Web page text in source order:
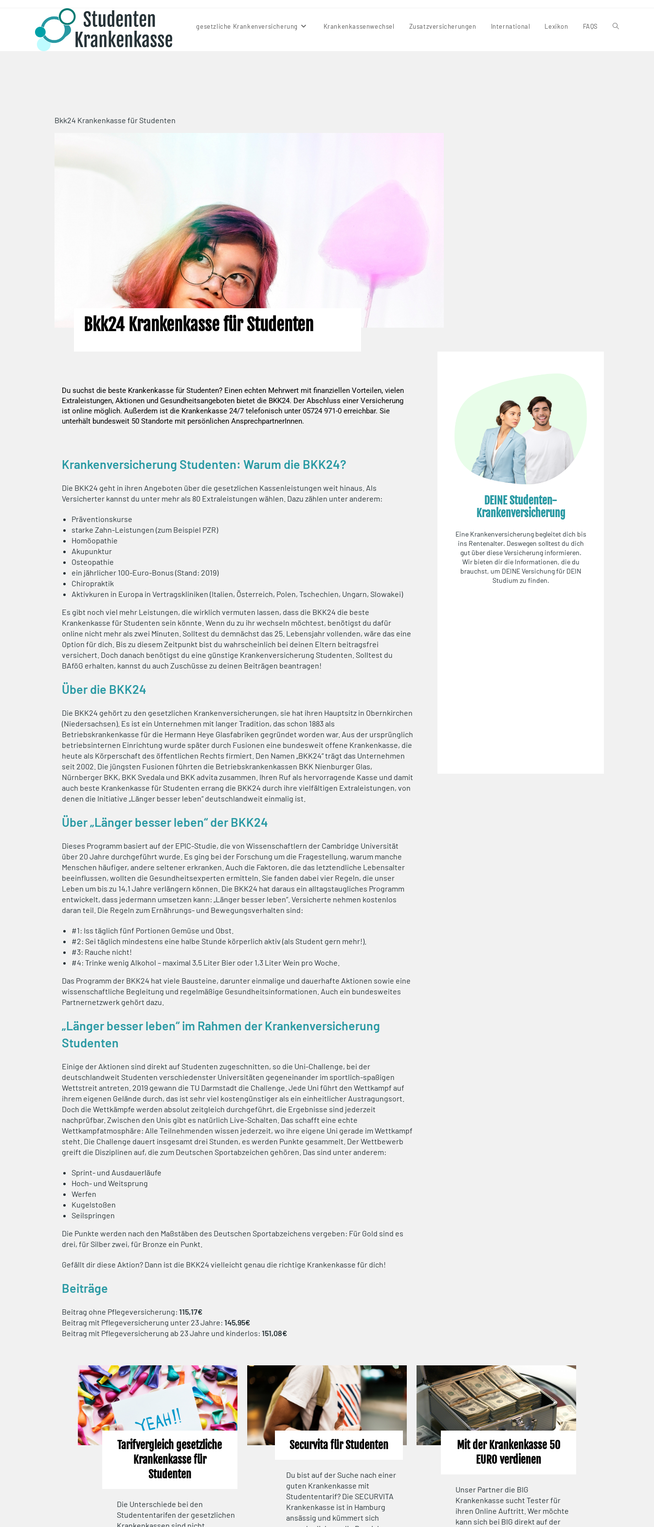
gesetzliche Krankenversicherung Krankenkassenwechsel Zusatzversicherungen International Lexikon FAQS
Bkk24 Krankenkasse für Studenten
Bkk24 Krankenkasse für Studenten
Du suchst die beste Krankenkasse für Studenten? Einen echten Mehrwert mit finanziellen Vorteilen, vielen
Extraleistungen, Aktionen und Gesundheitsangeboten bietet die BKK24. Der Abschluss einer Versicherung
ist online möglich. Außerdem ist die Krankenkasse 24/7 telefonisch unter 05724 971-0 erreichbar. Sie
unterhält bundesweit 50 Standorte mit persönlichen AnsprechpartnerInnen.
Krankenversicherung Studenten: Warum die BKK24?
Die BKK24 geht in ihren Angeboten über die gesetzlichen Kassenleistungen weit hinaus. Als
Versicherter kannst du unter mehr als 80 Extraleistungen wählen. Dazu zählen unter anderem:
Präventionskurse
starke Zahn-Leistungen (zum Beispiel PZR)
Homöopathie
Akupunktur
Osteopathie
ein jährlicher 100-Euro-Bonus (Stand: 2019)
Chiropraktik
Aktivkuren in Europa in Vertragskliniken (Italien, Österreich, Polen, Tschechien, Ungarn, Slowakei)
Es gibt noch viel mehr Leistungen, die wirklich vermuten lassen, dass die BKK24 die beste
Krankenkasse für Studenten sein könnte. Wenn du zu ihr wechseln möchtest, benötigst du dafür
online nicht mehr als zwei Minuten. Solltest du demnächst das 25. Lebensjahr vollenden, wäre das eine
Option für dich. Bis zu diesem Zeitpunkt bist du wahrscheinlich bei deinen Eltern beitragsfrei
versichert. Doch danach benötigst du eine günstige Krankenversicherung Studenten. Solltest du
BAföG erhalten, kannst du auch Zuschüsse zu deinen Beiträgen beantragen!
Über die BKK24
Die BKK24 gehört zu den gesetzlichen Krankenversicherungen, sie hat ihren Hauptsitz in Obernkirchen
(Niedersachsen). Es ist ein Unternehmen mit langer Tradition, das schon 1883 als
Betriebskrankenkasse für die Hermann Heye Glasfabriken gegründet worden war. Aus der ursprünglich
betriebsinternen Einrichtung wurde später durch Fusionen eine bundesweit offene Krankenkasse, die
heute als Körperschaft des öffentlichen Rechts firmiert. Den Namen „BKK24“ trägt das Unternehmen
seit 2002. Die jüngsten Fusionen führten die Betriebskrankenkassen BKK Nienburger Glas,
Nürnberger BKK, BKK Svedala und BKK advita zusammen. Ihren Ruf als hervorragende Kasse und damit
auch beste Krankenkasse für Studenten errang die BKK24 durch ihre vielfältigen Extraleistungen, von
denen die Initiative „Länger besser leben“ deutschlandweit einmalig ist.
Über „Länger besser leben“ der BKK24
Dieses Programm basiert auf der EPIC-Studie, die von Wissenschaftlern der Cambridge Universität
über 20 Jahre durchgeführt wurde. Es ging bei der Forschung um die Fragestellung, warum manche
Menschen häufiger, andere seltener erkranken. Auch die Faktoren, die das letztendliche Lebensalter
beeinflussen, wollten die Gesundheitsexperten ermitteln. Sie fanden dabei vier Regeln, die unser
Leben um bis zu 14,1 Jahre verlängern können. Die BKK24 hat daraus ein alltagstaugliches Programm
entwickelt, dass jedermann umsetzen kann: „Länger besser leben“. Versicherte nehmen kostenlos
daran teil. Die Regeln zum Ernährungs- und Bewegungsverhalten sind:
#1: Iss täglich fünf Portionen Gemüse und Obst.
#2: Sei täglich mindestens eine halbe Stunde körperlich aktiv (als Student gern mehr!).
#3: Rauche nicht!
#4: Trinke wenig Alkohol – maximal 3,5 Liter Bier oder 1,3 Liter Wein pro Woche.
Das Programm der BKK24 hat viele Bausteine, darunter einmalige und dauerhafte Aktionen sowie eine
wissenschaftliche Begleitung und regelmäßige Gesundheitsinformationen. Auch ein bundesweites
Partnernetzwerk gehört dazu.
„Länger besser leben“ im Rahmen der Krankenversicherung
Studenten
Einige der Aktionen sind direkt auf Studenten zugeschnitten, so die Uni-Challenge, bei der
deutschlandweit Studenten verschiedenster Universitäten gegeneinander im sportlich-spaßigen
Wettstreit antreten. 2019 gewann die TU Darmstadt die Challenge. Jede Uni führt den Wettkampf auf
ihrem eigenen Gelände durch, das ist sehr viel kostengünstiger als ein einheitlicher Austragungsort.
Doch die Wettkämpfe werden absolut zeitgleich durchgeführt, die Ergebnisse sind jederzeit
nachprüfbar. Zwischen den Unis gibt es natürlich Live-Schalten. Das schafft eine echte
Wettkampfatmosphäre: Alle Teilnehmenden wissen jederzeit, wo ihre eigene Uni gerade im Wettkampf
steht. Die Challenge dauert insgesamt drei Stunden, es werden Punkte gesammelt. Der Wettbewerb
greift die Disziplinen auf, die zum Deutschen Sportabzeichen gehören. Das sind unter anderem:
Sprint- und Ausdauerläufe
Hoch- und Weitsprung
Werfen
Kugelstoßen
Seilspringen
Die Punkte werden nach den Maßstäben des Deutschen Sportabzeichens vergeben: Für Gold sind es
drei, für Silber zwei, für Bronze ein Punkt.
Gefällt dir diese Aktion? Dann ist die BKK24 vielleicht genau die richtige Krankenkasse für dich!
Beiträge
Beitrag ohne Pflegeversicherung: 115,17€
Beitrag mit Pflegeversicherung unter 23 Jahre: 145,95€
Beitrag mit Pflegeversicherung ab 23 Jahre und kinderlos: 151,08€
DEINE Studenten-
Krankenversicherung
Eine Krankenversicherung begleitet dich bis
ins Rentenalter. Deswegen solltest du dich
gut über diese Versicherung informieren.
Wir bieten dir die Informationen, die du
brauchst, um DEINE Versichung für DEIN
Studium zu finden.
Tarifvergleich gesetzliche
Krankenkasse für
Studenten
Die Unterschiede bei den
Studententarifen der gesetzlichen
Securvita für Studenten
Du bist auf der Suche nach einer
guten Krankenkasse mit
Studententarif? Die SECURVITA
Krankenkasse ist in Hamburg
ansässig und kümmert sich
Mit der Krankenkasse 50
EURO verdienen
Unser Partner die BIG
Krankenkasse sucht Tester für
ihren Online Auftritt. Wer möchte
kann sich bei BIG direkt auf der